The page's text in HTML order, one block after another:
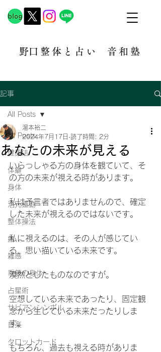
​野口整体と占い 音和塾​
記事
All Posts
健康法
体癖
身体
活元運動
整体操法
病
雑感
季節の身体
占星術
サビアンシンボル
音楽
タロットカード
All Posts
あなたの未来が見える
湯本裕二
2024年7月17日 読了時間: 2分
いらっしゃる方の身体を観ていて、そ
の方の未来が視える時があります。
私は予言者ではありませんので、確定
した未来が視えるのではないです。
私に視えるのは、その人が感じてい
る、思い描いている未来です。
漠然としたものなのですが。
空想している未来であったり、固定観
念から生じている未来だったりしま
す。
もちろん、過去も視える時がありま